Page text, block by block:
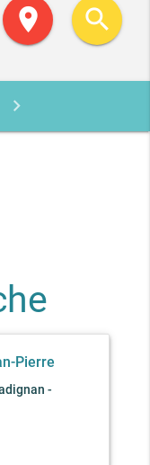
location_on search
Pierre
-